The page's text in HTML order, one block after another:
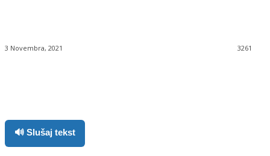
3 Novembra, 2021 3261
🔊 Slušaj tekst